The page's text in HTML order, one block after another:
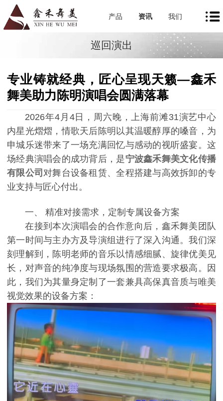
产品 资讯 我们
巡回演出
专业铸就经典，匠心呈现天籁—鑫禾
舞美助力陈明演唱会圆满落幕
2026年4月4日，周六晚，上海前滩31演艺中心
内星光熠熠，情歌天后陈明以其温暖醇厚的嗓音，为
申城乐迷带来了一场充满回忆与感动的视听盛宴。这
场经典演唱会的成功背后，是宁波鑫禾舞美文化传播
有限公司对舞台设备租赁、全程搭建与高效拆卸的专
业支持与匠心付出。
一、 精准对接需求，定制专属设备方案
在接到本次演唱会的合作意向后，鑫禾舞美团队
第一时间与主办方及导演组进行了深入沟通。我们深
刻理解到，陈明老师的音乐以情感细腻、旋律优美见
长，对声音的纯净度与现场氛围的营造要求极高。因
此，我们为其量身定制了一套兼具高保真音质与唯美
视觉效果的设备方案：